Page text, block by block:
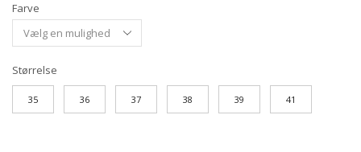
Farve
Størrelse
35 36 37 38 39 41